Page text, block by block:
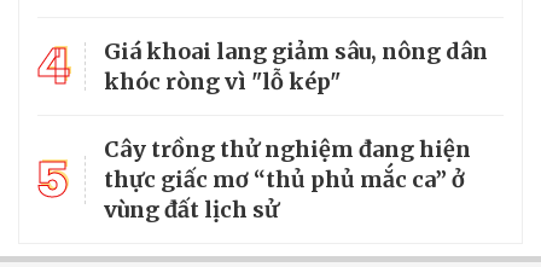
4
Giá khoai lang giảm sâu, nông dân
khóc ròng vì "lỗ kép"
5
Cây trồng thử nghiệm đang hiện
thực giấc mơ “thủ phủ mắc ca” ở
vùng đất lịch sử